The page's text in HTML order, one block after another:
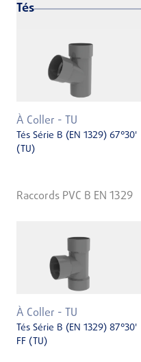
Tés
À Coller - TU
Tés Série B (EN 1329) 67°30'
(TU)
Raccords PVC B EN 1329
À Coller - TU
Tés Série B (EN 1329) 87°30'
FF (TU)